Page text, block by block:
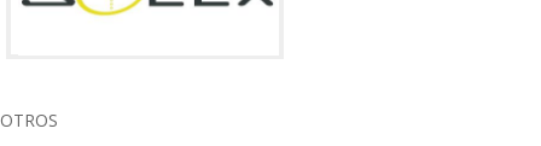
OTROS